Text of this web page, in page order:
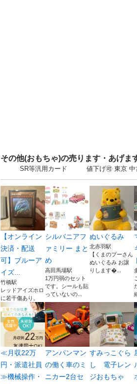
その他(おもちゃ)の売ります・あげま
SR等汎用カード 値下げ🉑 東京 中古あ
【オンライン
決済・配送
可】ブルーア
イズ...
竹橋駅
レッドアイズホロ
に若干傷あり。
シルバニアフ
ァミリー まと
め
高田馬場駅
1万円弱のセット
です。シールも貼
っていないの...
ぬいぐるみ
北赤羽駅
【くまのプーさん
ぬいぐるみ お譲
りします...
≪月収22万
円・派遣社員
≫機械操作・
アンパンマン
の働く車のミ
ニカー2台セ
すみっこぐら
し 電子レン
ジおもちゃ